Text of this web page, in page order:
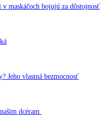
maskáčoch bojujú za dôstojnosť
Jeho vlastná bezmocnosť
dcéram